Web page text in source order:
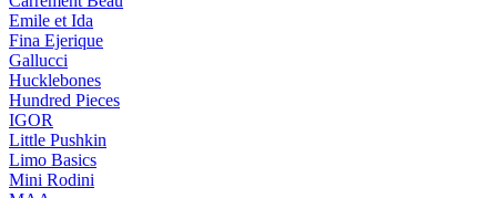
Emile et Ida
Fina Ejerique
Gallucci
Hucklebones
Hundred Pieces
IGOR
Little Pushkin
Limo Basics
Mini Rodini